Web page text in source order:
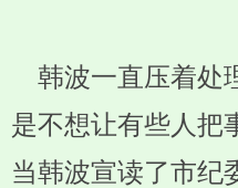
韩波一直压着处
是不想让有些人把
当韩波宣读了市纪